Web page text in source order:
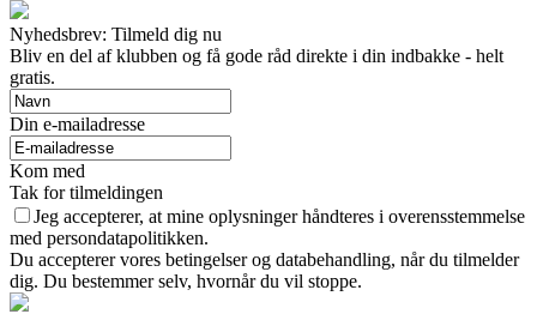
Nyhedsbrev: Tilmeld dig nu
Bliv en del af klubben og få gode råd direkte i din indbakke - helt
gratis.
Din e-mailadresse
Kom med
Tak for tilmeldingen
Jeg accepterer, at mine oplysninger håndteres i overensstemmelse
med persondatapolitikken.
Du accepterer vores betingelser og databehandling, når du tilmelder
dig. Du bestemmer selv, hvornår du vil stoppe.